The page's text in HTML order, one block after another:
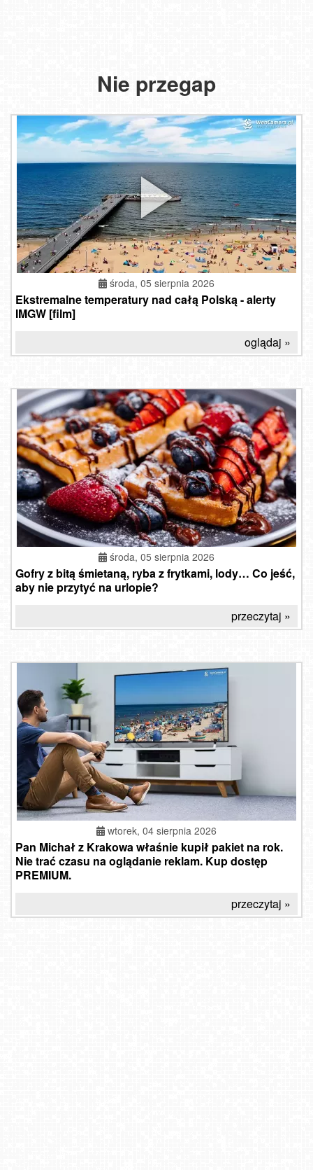
Nie przegap
środa, 05 sierpnia 2026
Ekstremalne temperatury nad całą Polską - alerty
IMGW [film]
oglądaj »
środa, 05 sierpnia 2026
Gofry z bitą śmietaną, ryba z frytkami, lody… Co jeść,
aby nie przytyć na urlopie?
przeczytaj »
wtorek, 04 sierpnia 2026
Pan Michał z Krakowa właśnie kupił pakiet na rok.
Nie trać czasu na oglądanie reklam. Kup dostęp
PREMIUM.
przeczytaj »